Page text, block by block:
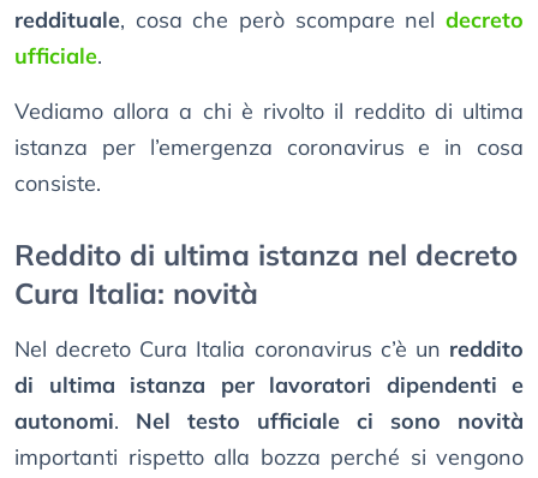
reddituale, cosa che però scompare nel decreto
ufficiale.
Vediamo allora a chi è rivolto il reddito di ultima
istanza per l’emergenza coronavirus e in cosa
consiste.
Reddito di ultima istanza nel decreto
Cura Italia: novità
Nel decreto Cura Italia coronavirus c’è un reddito
di ultima istanza per lavoratori dipendenti e
autonomi. Nel testo ufficiale ci sono novità
importanti rispetto alla bozza perché si vengono